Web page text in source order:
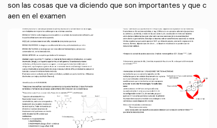
son las cosas que va diciendo que son importantes y que c
aen en el examen